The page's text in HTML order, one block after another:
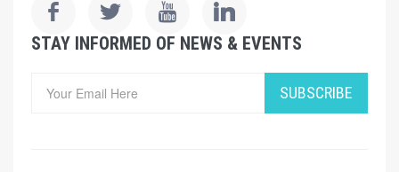
STAY INFORMED OF NEWS & EVENTS
SUBSCRIBE